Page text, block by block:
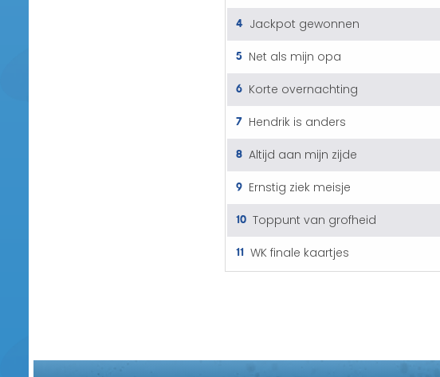
4 Jackpot gewonnen
5 Net als mijn opa
6 Korte overnachting
7 Hendrik is anders
8 Altijd aan mijn zijde
9 Ernstig ziek meisje
10 Toppunt van grofheid
11 WK finale kaartjes